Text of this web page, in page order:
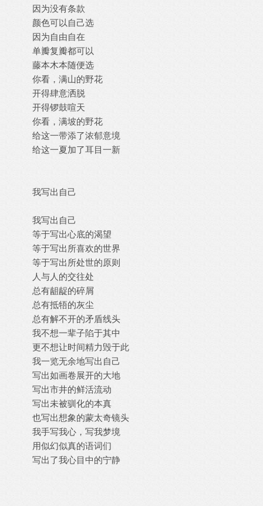
因为没有条款
颜色可以自己选
因为自由自在
单瓣复瓣都可以
藤本木本随便选
你看，满山的野花
开得肆意洒脱
开得锣鼓喧天
你看，满坡的野花
给这一带添了浓郁意境
给这一夏加了耳目一新
我写出自己
我写出自己
等于写出心底的渴望
等于写出所喜欢的世界
等于写出所处世的原则
人与人的交往处
总有龃龊的碎屑
总有抵牾的灰尘
总有解不开的矛盾线头
我不想一辈子陷于其中
更不想让时间精力毁于此
我一览无余地写出自己
写出如画卷展开的大地
写出市井的鲜活流动
写出未被驯化的本真
也写出想象的蒙太奇镜头
我手写我心，写我梦境
用似幻似真的语词们
写出了我心目中的宁静